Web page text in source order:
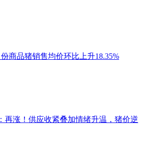
商品猪销售均价环比上升18.35%
再涨！供应收紧叠加情绪升温，猪价逆